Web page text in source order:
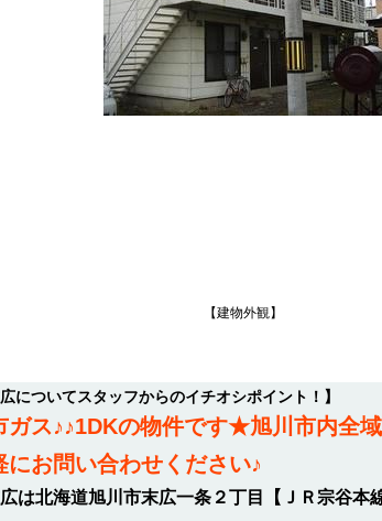
【建物外観】
についてスタッフからのイチオシポイント！】
ガス♪♪1DKの物件です★旭川市内全域
にお問い合わせください♪
は北海道旭川市末広一条２丁目【ＪＲ宗谷本